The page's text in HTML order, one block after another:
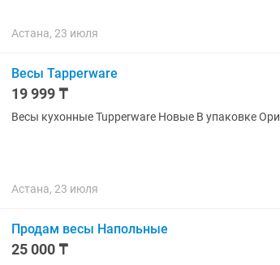
Астана, 23 июля
Весы Tapperware
19 999 ₸
Астана, 23 июля
Продам весы Напольные
25 000 ₸